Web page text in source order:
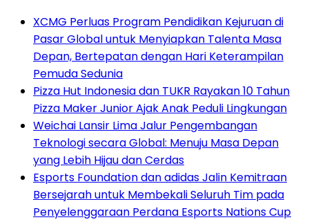
XCMG Perluas Program Pendidikan Kejuruan di
Pasar Global untuk Menyiapkan Talenta Masa
Depan, Bertepatan dengan Hari Keterampilan
Pemuda Sedunia
Pizza Hut Indonesia dan TUKR Rayakan 10 Tahun
Pizza Maker Junior Ajak Anak Peduli Lingkungan
Weichai Lansir Lima Jalur Pengembangan
Teknologi secara Global: Menuju Masa Depan
yang Lebih Hijau dan Cerdas
Esports Foundation dan adidas Jalin Kemitraan
Bersejarah untuk Membekali Seluruh Tim pada
Penyelenggaraan Perdana Esports Nations Cup